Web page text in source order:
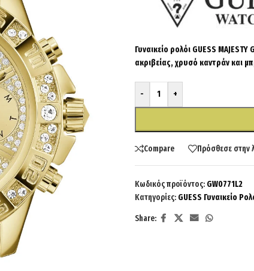
Γυναικείο ρολόι GUESS
ακριβείας, χρυσό καντράν και
- +
Compare Πρόσθεσε στην
Κωδικός προϊόντος: GW0771L2
Κατηγορίες: GUESS Γυναικείο
Share: